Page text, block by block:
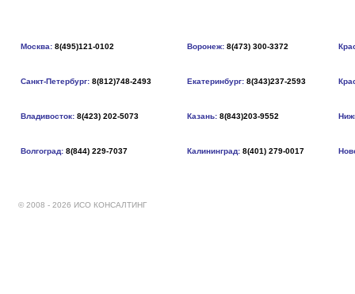
Москва: 8(495)121-0102 Воронеж: 8(473) 300-3372
Санкт-Петербург: 8(812)748-2493 Екатеринбург: 8(343)237-2593
Владивосток: 8(423) 202-5073 Казань: 8(843)203-9552
Волгоград: 8(844) 229-7037 Калининград: 8(401) 279-0017
© 2008 - 2026 ИСО КОНСАЛТИНГ